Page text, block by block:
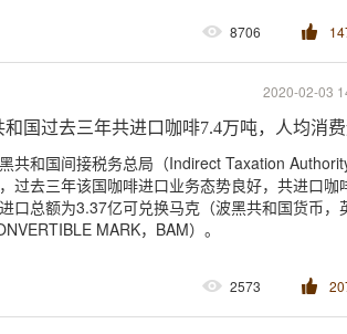
8706
2020-02-03
和国过去三年共进口咖啡7.4万吨，人均消费
共和国间接税务总局（Indirect Taxation
过去三年该国咖啡进口业务态势良好，共进口咖
口总额为3.37亿可兑换马克（波黑共和国货币，
MARK，BAM）。
2573